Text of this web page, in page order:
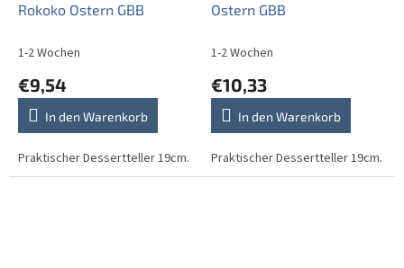
Rokoko Ostern GBB
1-2 Wochen
€9,54
In den Warenkorb
Praktischer Dessertteller 19cm.
Ostern GBB
1-2 Wochen
€10,33
In den Warenkorb
Praktischer Dessertteller 19cm.